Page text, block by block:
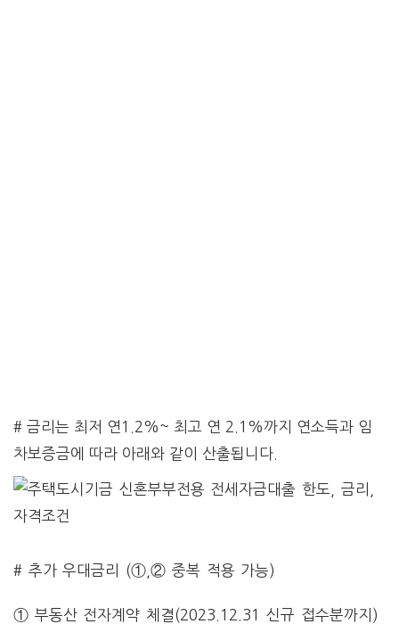
# 금리는 최저 연1.2%~ 최고 연 2.1%까지 연소득과 임
차보증금에 따라 아래와 같이 산출됩니다.
# 추가 우대금리 (①,② 중복 적용 가능)
① 부동산 전자계약 체결(2023.12.31 신규 접수분까지)